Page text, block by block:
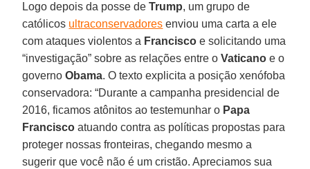
Logo depois da posse deTrump, um grupo de
católicos ultraconservadores enviou uma carta a ele
com ataques violentos a Francisco e solicitando uma
“investigação” sobre as relações entre oVaticano e o
governoObama. O texto explicita a posição xenófoba
conservadora: “Durante a campanha presidencial de
2016, ficamos atônitos ao testemunhar o Papa
Francisco atuando contra as políticas propostas para
proteger nossas fronteiras, chegando mesmo a
sugerir que você não é um cristão. Apreciamos sua